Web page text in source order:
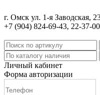
г. Омск ул. 1-я Заводская,
+7 (904) 824-69-43, 22-37-00
Личный кабинет
Форма авторизации